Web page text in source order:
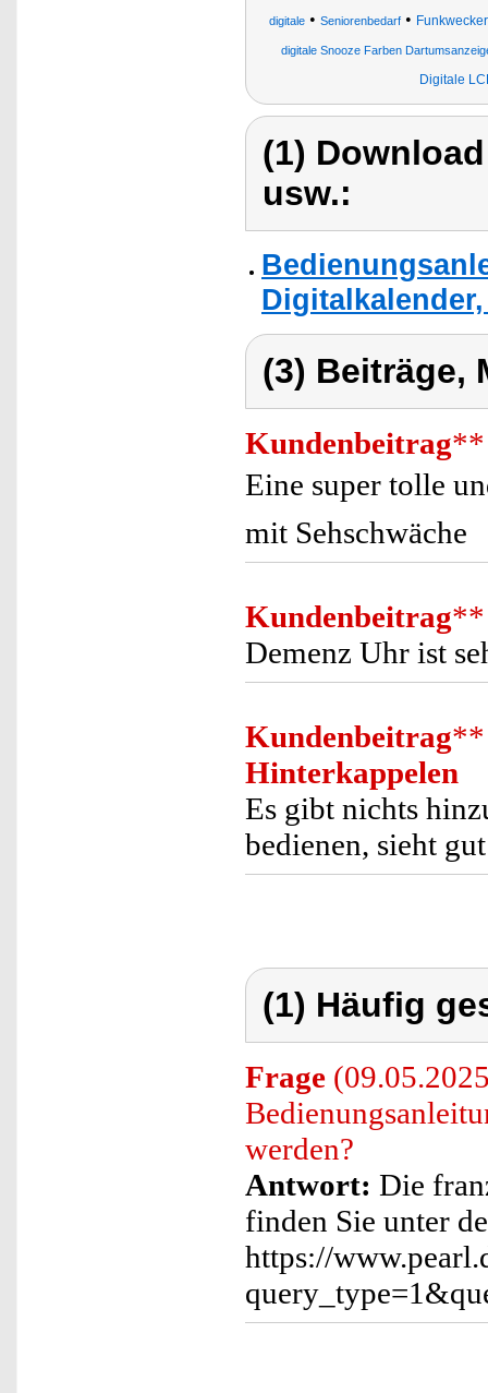
digitale• Seniorenbedarf•
digitale Snooze Farben
Digitale
(1)
usw.:
(3) Beiträge,
Kundenbeitrag**
Eine super tolle
mit Sehschwäche
Kundenbeitrag**
Demenz Uhr ist
Kundenbeitrag**
Hinterkappelen
Es gibt nichts
bedienen, sieht
(1) Häufig
Frage
werden?
Antwort: Die
finden Sie unter
https://